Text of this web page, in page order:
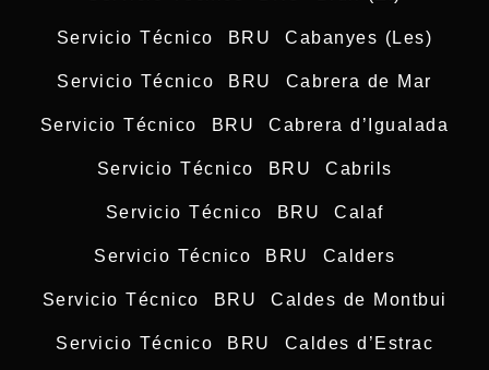
Servicio Técnico BRU Cabanyes (Les)
Servicio Técnico BRU Cabrera de Mar
Servicio Técnico BRU Cabrera d’Igualada
Servicio Técnico BRU Cabrils
Servicio Técnico BRU Calaf
Servicio Técnico BRU Calders
Servicio Técnico BRU Caldes de Montbui
Servicio Técnico BRU Caldes d’Estrac